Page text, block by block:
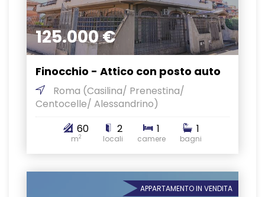
125.000 €
Finocchio - Attico con posto auto
Roma (Casilina/ Prenestina/
Centocelle/ Alessandrino)
60
m2
2
locali
1
camere
1
bagni
APPARTAMENTO IN VENDITA